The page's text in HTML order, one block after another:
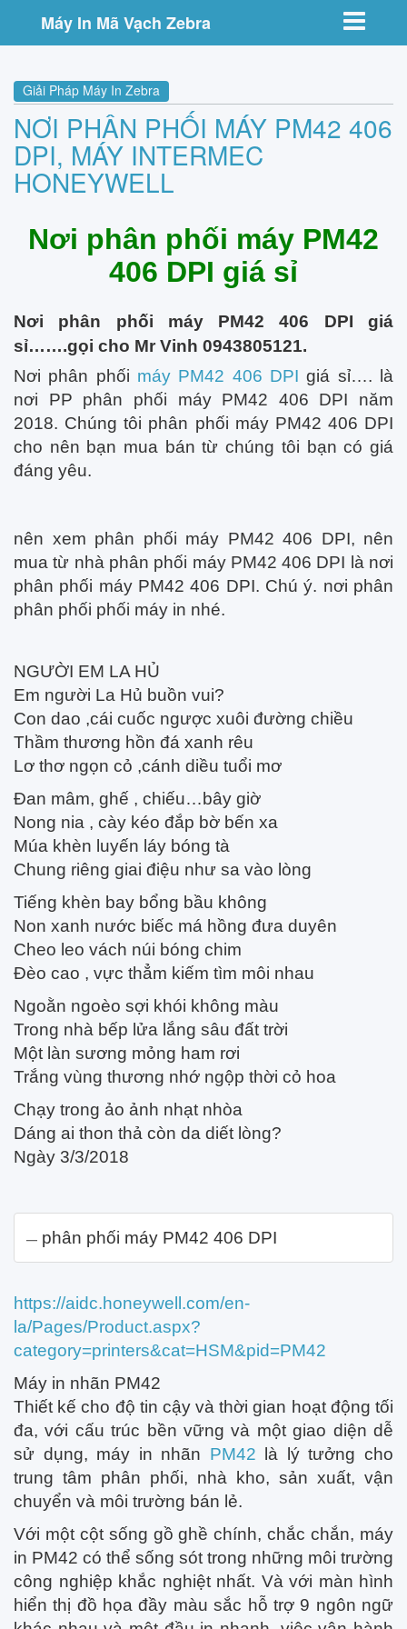
Toggle
Máy In Mã Vạch Zebra
Giải Pháp Máy In Zebra
NƠI PHÂN PHỐI MÁY PM42 406
DPI, MÁY INTERMEC
HONEYWELL
Nơi phân phối máy PM42
406 DPI giá sỉ
Nơi phân phối máy PM42 406 DPI giá
sỉ…….gọi cho Mr Vinh 0943805121.
Nơi phân phối máy PM42 406 DPIgiá sỉ…. là
nơi PP phân phối máy PM42 406 DPI năm
2018. Chúng tôi phân phối máy PM42 406 DPI
cho nên bạn mua bán từ chúng tôi bạn có giá
đáng yêu.
nên xem phân phối máy PM42 406 DPI, nên
mua từ nhà phân phối máy PM42 406 DPI là nơi
phân phối máy PM42 406 DPI. Chú ý. nơi phân
phân phối phối máy in nhé.
NGƯỜI EM LA HỦ
Em người La Hủ buồn vui?
Con dao ,cái cuốc ngược xuôi đường chiều
Thầm thương hồn đá xanh rêu
Lơ thơ ngọn cỏ ,cánh diều tuổi mơ
Đan mâm, ghế , chiếu…bây giờ
Nong nia , cày kéo đắp bờ bến xa
Múa khèn luyến láy bóng tà
Chung riêng giai điệu như sa vào lòng
Tiếng khèn bay bổng bầu không
Non xanh nước biếc má hồng đưa duyên
Cheo leo vách núi bóng chim
Đèo cao , vực thẳm kiếm tìm môi nhau
Ngoằn ngoèo sợi khói không màu
Trong nhà bếp lửa lắng sâu đất trời
Một làn sương mỏng ham rơi
Trắng vùng thương nhớ ngộp thời cỏ hoa
Chạy trong ảo ảnh nhạt nhòa
Dáng ai thon thả còn da diết lòng?
Ngày 3/3/2018
phân phối máy PM42 406 DPI
https://aidc.honeywell.com/en-
la/Pages/Product.aspx?
category=printers&cat=HSM&pid=PM42
Máy in nhãn PM42
Thiết kế cho độ tin cậy và thời gian hoạt động tối
đa, với cấu trúc bền vững và một giao diện dễ
sử dụng, máy in nhãn PM42 là lý tưởng cho
trung tâm phân phối, nhà kho, sản xuất, vận
chuyển và môi trường bán lẻ.
Với một cột sống gồ ghề chính, chắc chắn, máy
in PM42 có thể sống sót trong những môi trường
công nghiệp khắc nghiệt nhất. Và với màn hình
hiển thị đồ họa đầy màu sắc hỗ trợ 9 ngôn ngữ